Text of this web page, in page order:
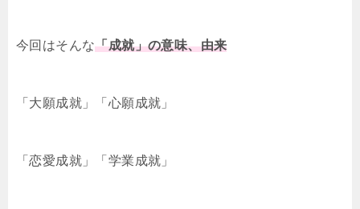
今回はそんな「成就」の意味、由来
「大願成就」「心願成就」
「恋愛成就」「学業成就」